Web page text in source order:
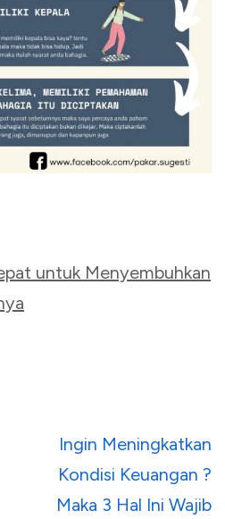
untuk Menyembuhkan
Ingin Meningkatkan
Kondisi Keuangan ?
Maka 3 Hal Ini Wajib